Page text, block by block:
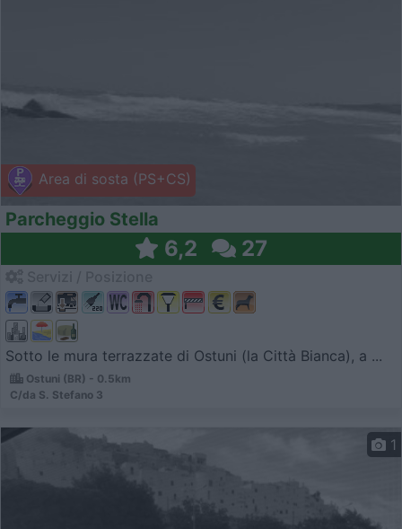
Area di sosta (PS+CS)
Parcheggio Stella
6,2 27
Sotto le mura terrazzate di Ostuni (la Città Bianca), a ...
Ostuni (BR) - 0.5km
C/da S. Stefano 3
1